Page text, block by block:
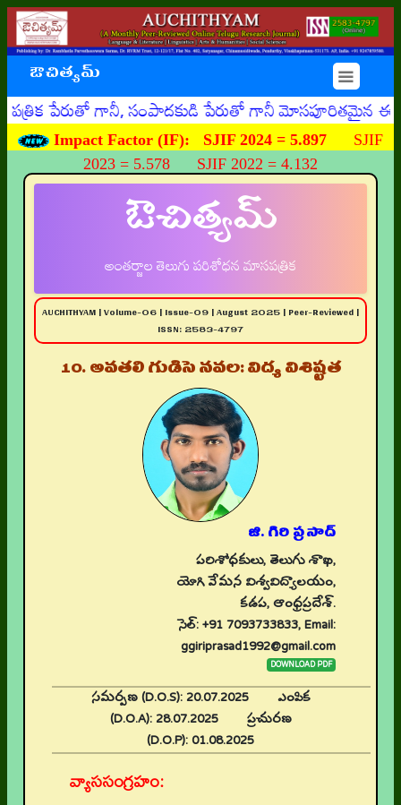
ఔచిత్యమ్ ☰
గానీ, సంపాదకుడి పేరుతో గానీ మోసపూరితమైన ఈమెయిళ్ళు,
Impact Factor (IF): SJIF 2024 = 5.897 SJIF
2023 = 5.578 SJIF 2022 = 4.132
ఔచిత్యమ్
అంతర్జాల తెలుగు పరిశోధన మాసపత్రిక
AUCHITHYAM | Volume-06 | Issue-09 | August 2025 | Peer-Reviewed |
ISSN: 2583-4797
10. అవతలి గుడిసె నవల: విద్య విశిష్టత
జి. గిరి ప్రసాద్
పరిశోధకులు, తెలుగు శాఖ,
యోగి వేమన విశ్వవిద్యాలయం,
కడప, ఆంధ్రప్రదేశ్.
సెల్: +91 7093733833, Email:
ggiriprasad1992@gmail.com
DOWNLOAD PDF
సమర్పణ (D.O.S):20.07.2025 ఎంపిక
(D.O.A):28.07.2025 ప్రచురణ
(D.O.P):01.08.2025
వ్యాససంగ్రహం: